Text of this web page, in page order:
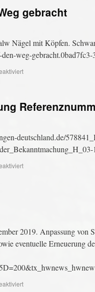
gebracht
Nägel mit Köpfen.
weg-
deutschland.de/
2019. Anpassung
eventuelle Erneuerung